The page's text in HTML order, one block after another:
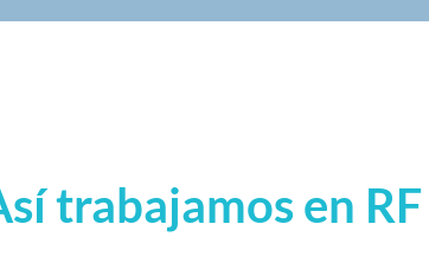
trabajamos en